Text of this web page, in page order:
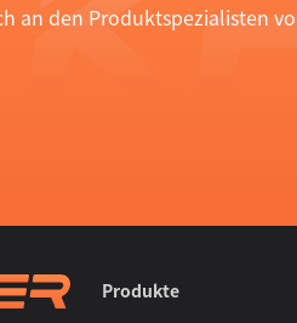
an den Produktspezialisten
Produkte